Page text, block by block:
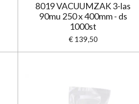
8019 VACUUMZAK 3-las
90mu 250 x 400mm - ds
1000st
€ 139,50